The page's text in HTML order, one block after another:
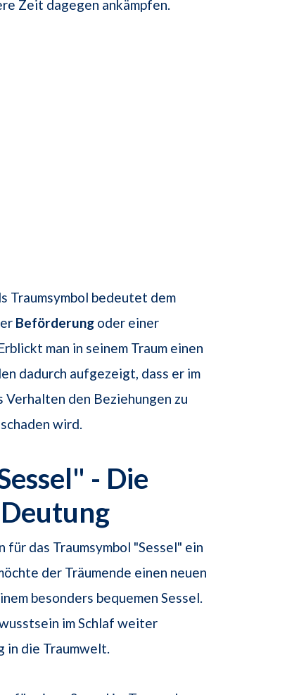
Zeit dagegen ankämpfen.
Traumsymbol bedeutet dem
Beförderung oder einer
man in seinem Traum einen
dadurch aufgezeigt, dass er im
Verhalten den Beziehungen zu
wird.
- Die
das Traumsymbol "Sessel" ein
der Träumende einen neuen
besonders bequemen Sessel.
im Schlaf weiter
in die Traumwelt.